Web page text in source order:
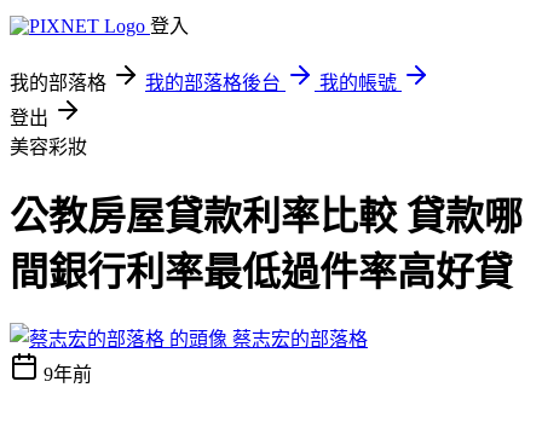
登入
我的部落格 我的部落格後台
我的帳號
登出
美容彩妝
公教房屋貸款利率比較 貸款哪
間銀行利率最低過件率高好貸
蔡志宏的部落格
9年前